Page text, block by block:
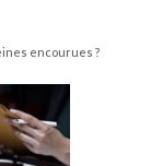
encourues ?